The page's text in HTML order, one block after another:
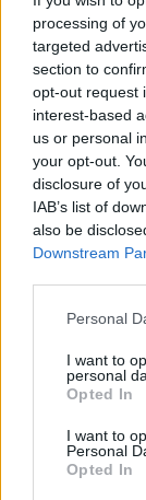
processing of
targeted
section to
opt-out request
interest-based
us or personal
your opt-out.
disclosure of
IAB’s list of
also be
Downstream
Please note
not limited to
grant or deny
use your data
consent section.
Personal
I want to
personal
Opted In
I want to
Personal
Opted In
szándékának
azonosságát
`sírba dönti a
támogatásától,
ingerli, végül az
motiválták.
nemzetállam
céljával
Széchenyi
helyett először
reformra kívánt